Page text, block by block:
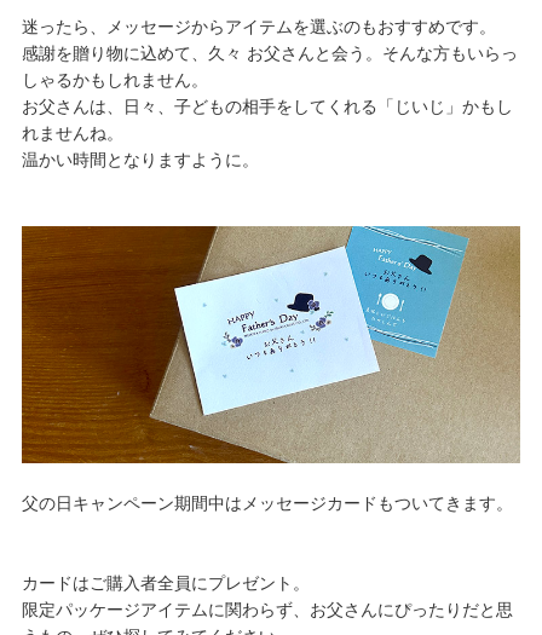
迷ったら、メッセージからアイテムを選ぶのもおすすめです。
感謝を贈り物に込めて、久々 お父さんと会う。そんな方もいらっ
しゃるかもしれません。
お父さんは、日々、子どもの相手をしてくれる「じいじ」かもし
れませんね。
温かい時間となりますように。
父の日キャンペーン期間中はメッセージカードもついてきます。
カードはご購入者全員にプレゼント。
限定パッケージアイテムに関わらず、お父さんにぴったりだと思